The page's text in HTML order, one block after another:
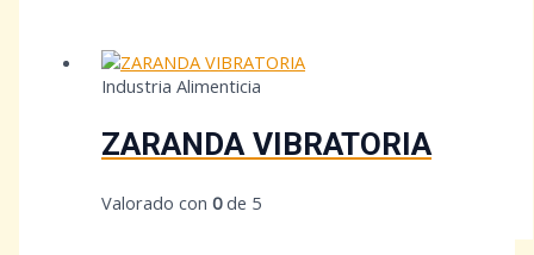
Industria Alimenticia
ZARANDA VIBRATORIA
Valorado con0de 5